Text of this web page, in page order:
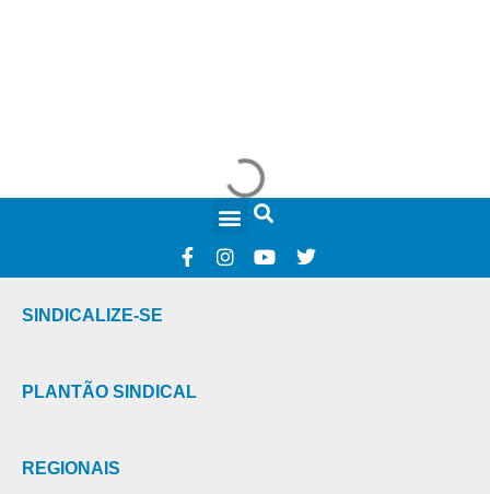
SINDICALIZE-SE
PLANTÃO SINDICAL
REGIONAIS